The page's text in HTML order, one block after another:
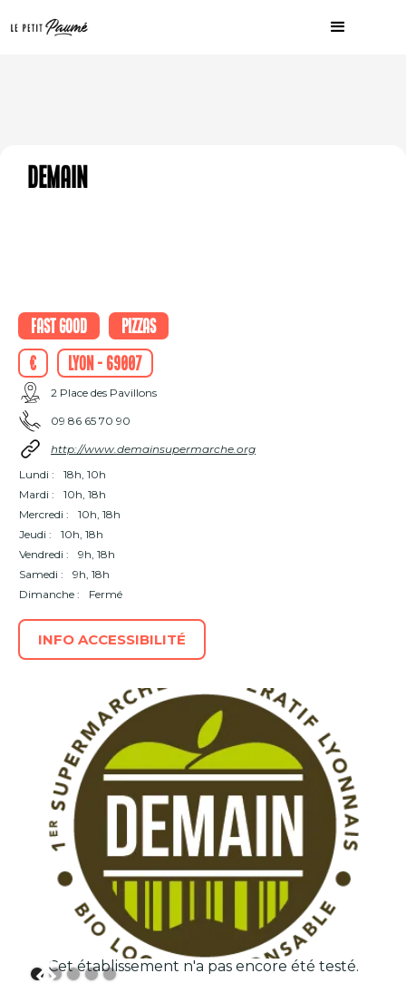
Demain
Fast good
Pizzas
€
Lyon - 69007
2 Place des Pavillons
09 86 65 70 90
http://www.demainsupermarche.org
Lundi :
18h, 10h
Mardi :
10h, 18h
Mercredi :
10h, 18h
Jeudi :
10h, 18h
Vendredi :
9h, 18h
Samedi :
9h, 18h
Dimanche :
Fermé
INFO ACCESSIBILITÉ
Cet établissement n'a pas encore été testé.